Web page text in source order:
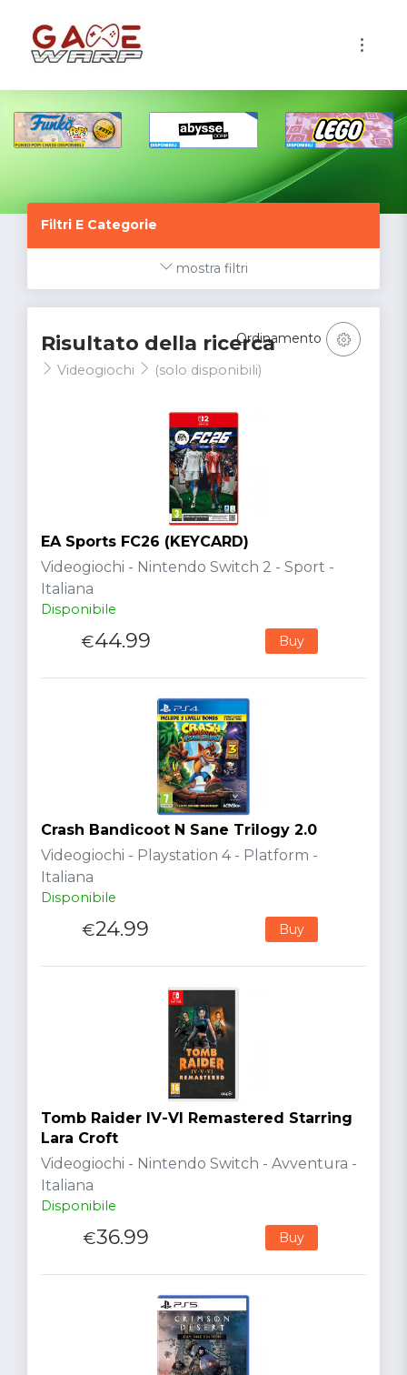
Filtri E Categorie
mostra filtri
Risultato della ricerca
Videogiochi (solo disponibili)
Ordinamento
EA Sports FC26 (KEYCARD)
Videogiochi - Nintendo Switch 2 - Sport -
Italiana
Disponibile
€44.99 Buy
Crash Bandicoot N Sane Trilogy 2.0
Videogiochi - Playstation 4 - Platform -
Italiana
Disponibile
€24.99 Buy
Tomb Raider IV-VI Remastered Starring
Lara Croft
Videogiochi - Nintendo Switch - Avventura -
Italiana
Disponibile
€36.99 Buy